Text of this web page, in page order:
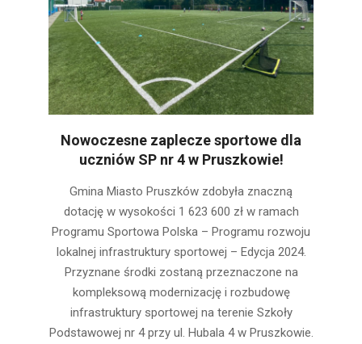
Nowoczesne zaplecze sportowe dla
uczniów SP nr 4 w Pruszkowie!
Gmina Miasto Pruszków zdobyła znaczną
dotację w wysokości 1 623 600 zł w ramach
Programu Sportowa Polska – Programu rozwoju
lokalnej infrastruktury sportowej – Edycja 2024.
Przyznane środki zostaną przeznaczone na
kompleksową modernizację i rozbudowę
infrastruktury sportowej na terenie Szkoły
Podstawowej nr 4 przy ul. Hubala 4 w Pruszkowie.